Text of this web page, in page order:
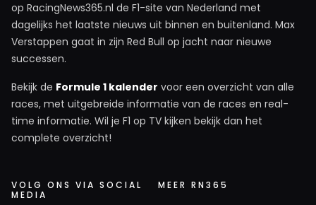
op RacingNews365.nl de F1-site van Nederland met
dagelijks het laatste nieuws uit binnen en buitenland. Max
Verstappen gaat in zijn Red Bull op jacht naar nieuwe
successen.
Bekijk de Formule 1 kalender voor een overzicht van alle
races, met uitgebreide informatie van de races en real-
time informatie. Wil je F1 op TV kijken bekijk dan het
complete overzicht!
VOLG ONS VIA SOCIAL
MEDIA
MEER RN365